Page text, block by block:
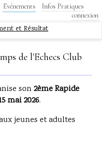
Evénements
Infos Pratiques
connexion
et Résultat
de l'Echecs Club
son 2ème Rapide
mai 2026.
jeunes et adultes